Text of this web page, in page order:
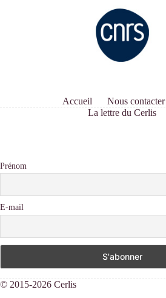
Accueil Nous contacter
La lettre du Cerlis
Prénom
E-mail
© 2015-2026 Cerlis